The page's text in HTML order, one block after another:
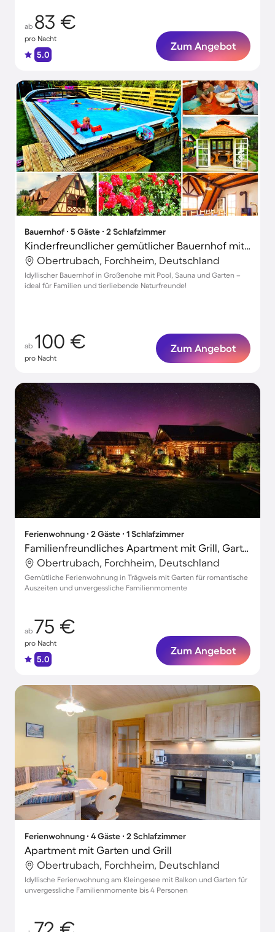
ab 83 €
pro Nacht
5.0
Zum Angebot
Bauernhof ∙ 5 Gäste ∙ 2 Schlafzimmer
Kinderfreundlicher gemütlicher Bauernhof mit Sauna, Grill und Garten | Naturblick | Hunde erlaubt
Obertrubach, Forchheim, Deutschland
Idyllischer Bauernhof in Großenohe mit Pool, Sauna und Garten –
ideal für Familien und tierliebende Naturfreunde!
ab 100 €
pro Nacht
Zum Angebot
Ferienwohnung ∙ 2 Gäste ∙ 1 Schlafzimmer
Familienfreundliches Apartment mit Grill, Garten und Terrasse
Obertrubach, Forchheim, Deutschland
Gemütliche Ferienwohnung in Trägweis mit Garten für romantische
Auszeiten und unvergessliche Familienmomente
ab 75 €
pro Nacht
5.0
Zum Angebot
Ferienwohnung ∙ 4 Gäste ∙ 2 Schlafzimmer
Apartment mit Garten und Grill
Obertrubach, Forchheim, Deutschland
Idyllische Ferienwohnung am Kleingesee mit Balkon und Garten für
unvergessliche Familienmomente bis 4 Personen